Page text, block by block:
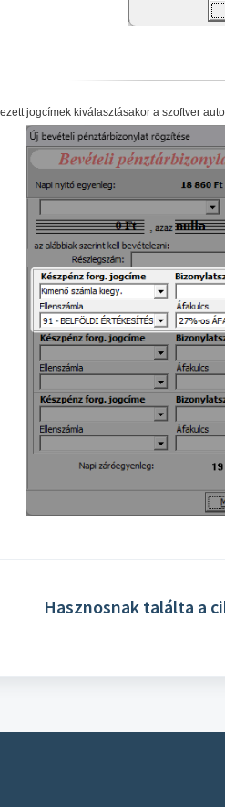
jogcímek kiválasztásakor a szoftver
Hasznosnak találta a